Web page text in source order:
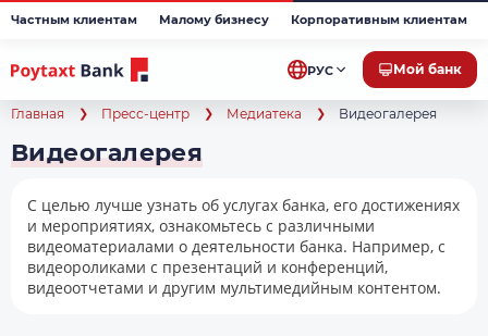
Частным клиентам Малому бизнесу Корпоративным клиентам
РУС Мой банк
Главная Пресс-центр Медиатека Видеогалерея
Видеогалерея
С целью лучше узнать об услугах банка, его достижениях
и мероприятиях, ознакомьтесь с различными
видеоматериалами о деятельности банка. Например, с
видеороликами с презентаций и конференций,
видеоотчетами и другим мультимедийным контентом.